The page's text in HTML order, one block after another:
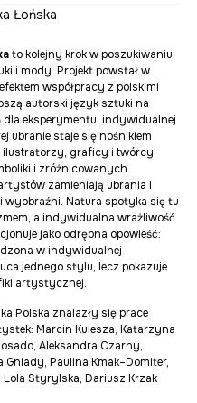
Łońska
to kolejny krok w poszukiwaniu
i mody. Projekt powstał w
współpracy z polskimi
autorski język sztuki na
eksperymentu, indywidualnej
ubranie staje się nośnikiem
ilustratorzy, graficy i twórcy
i zróżnicowanych
zamieniają ubrania i
Natura spotyka się tu
a indywidualna wrażliwość
jako odrębna opowieść:
w indywidualnej
jednego stylu, lecz pokazuje
artystycznej.
Polska znalazły się prace
Marcin Kulesza, Katarzyna
Aleksandra Czarny,
Paulina Kmak–Domiter,
Lola Styrylska, Dariusz Krzak